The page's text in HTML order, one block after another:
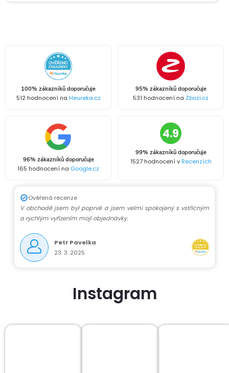
100% zákazníků doporučuje
512 hodnocení na Heureka.cz
95% zákazníků doporučuje
531 hodnocení na Zbozi.cz
96% zákazníků doporučuje
165 hodnocení na Google.cz
4.9
99% zákazníků doporučuje
1527 hodnocení vRecenzích
Ověřená recenze
V obchodě jsem byl poprvé a jsem velmi spokojený s vstřícným
a rychlým vyřízením mojí objednávky.
Petr Pavelka
23. 3. 2025
Instagram